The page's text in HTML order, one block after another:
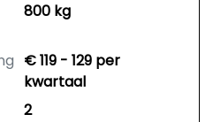
800 kg
€ 119 - 129 per
kwartaal
2